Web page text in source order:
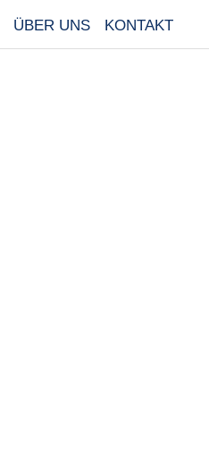
ÜBER UNS KONTAKT